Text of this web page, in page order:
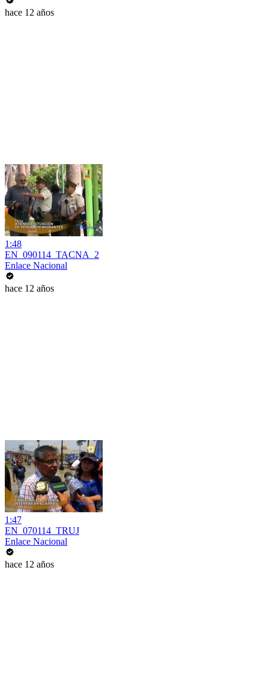
hace 12 años
1:48
EN_090114_TACNA_2
Enlace Nacional
hace 12 años
1:47
EN_070114_TRUJ
Enlace Nacional
hace 12 años